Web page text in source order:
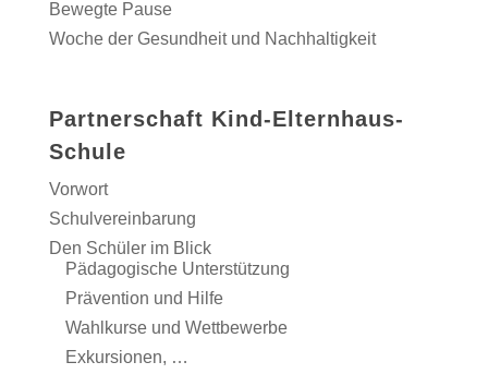
Bewegte Pause
Woche der Gesundheit und Nachhaltigkeit
Partnerschaft Kind-Elternhaus-
Schule
Vorwort
Schulvereinbarung
Den Schüler im Blick
Pädagogische Unterstützung
Prävention und Hilfe
Wahlkurse und Wettbewerbe
Exkursionen, …